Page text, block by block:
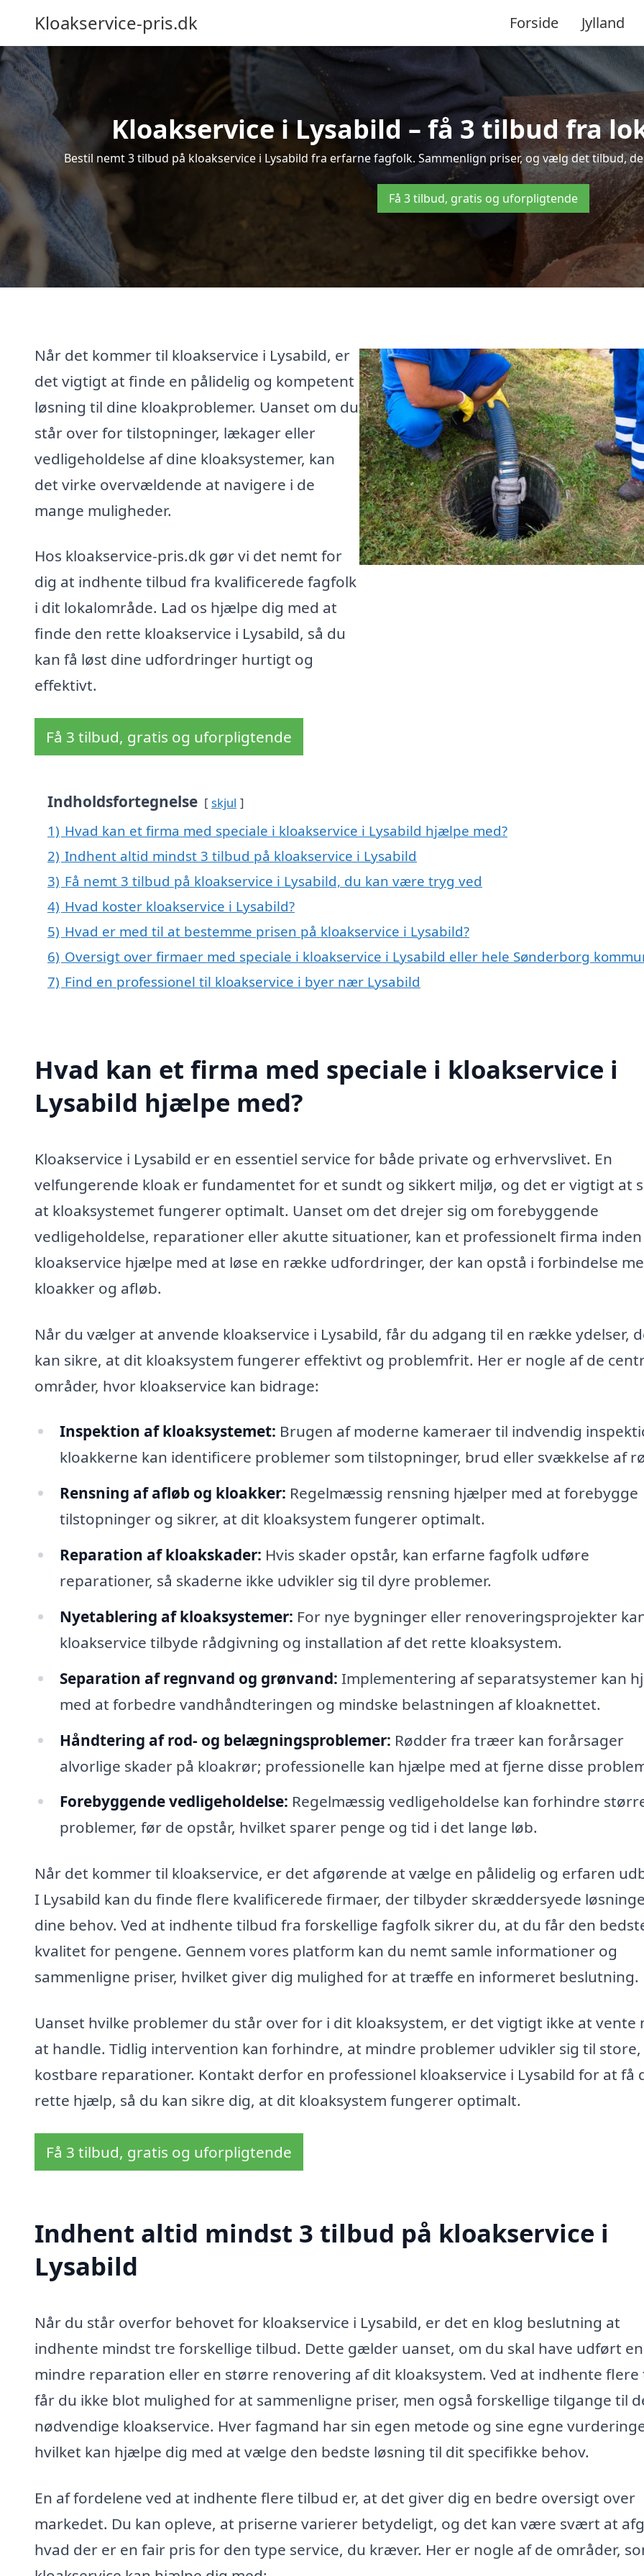
Kloakservice-pris.dk Forside Jylland
Kloakservice i Lysabild – få 3 tilbud fra
Bestil nemt 3 tilbud på kloakservice i Lysabild fra erfarne fagfolk. Sammenlign priser, og vælg det tilbud,
Få 3 tilbud, gratis og uforpligtende
Når det kommer til kloakservice i Lysabild, er
det vigtigt at finde en pålidelig og kompetent
løsning til dine kloakproblemer. Uanset om du
står over for tilstopninger, lækager eller
vedligeholdelse af dine kloaksystemer, kan
det virke overvældende at navigere i de
mange muligheder.
Hos kloakservice-pris.dk gør vi det nemt for
dig at indhente tilbud fra kvalificerede fagfolk
i dit lokalområde. Lad os hjælpe dig med at
finde den rette kloakservice i Lysabild, så du
kan få løst dine udfordringer hurtigt og
effektivt.
Få 3 tilbud, gratis og uforpligtende
Indholdsfortegnelse skjul
1) Hvad kan et firma med speciale i kloakservice i Lysabild hjælpe med?
2) Indhent altid mindst 3 tilbud på kloakservice i Lysabild
3) Få nemt 3 tilbud på kloakservice i Lysabild, du kan være tryg ved
4) Hvad koster kloakservice i Lysabild?
5) Hvad er med til at bestemme prisen på kloakservice i Lysabild?
6) Oversigt over firmaer med speciale i kloakservice i Lysabild eller hele Sønderborg
7) Find en professionel til kloakservice i byer nær Lysabild
Hvad kan et firma med speciale i kloakservice i
Lysabild hjælpe med?
Kloakservice i Lysabild er en essentiel service for både private og erhvervslivet. En
velfungerende kloak er fundamentet for et sundt og sikkert miljø, og det er vigtigt at
at kloaksystemet fungerer optimalt. Uanset om det drejer sig om forebyggende
vedligeholdelse, reparationer eller akutte situationer, kan et professionelt firma
kloakservice hjælpe med at løse en række udfordringer, der kan opstå i forbindelse
kloakker og afløb.
Når du vælger at anvende kloakservice i Lysabild, får du adgang til en række ydelser,
kan sikre, at dit kloaksystem fungerer effektivt og problemfrit. Her er nogle af de
områder, hvor kloakservice kan bidrage:
Inspektion af kloaksystemet: Brugen af moderne kameraer til indvendig
kloakkerne kan identificere problemer som tilstopninger, brud eller svækkelse af
Rensning af afløb og kloakker: Regelmæssig rensning hjælper med at forebygge
tilstopninger og sikrer, at dit kloaksystem fungerer optimalt.
Reparation af kloakskader: Hvis skader opstår, kan erfarne fagfolk udføre
reparationer, så skaderne ikke udvikler sig til dyre problemer.
Nyetablering af kloaksystemer: For nye bygninger eller renoveringsprojekter
kloakservice tilbyde rådgivning og installation af det rette kloaksystem.
Separation af regnvand og grønvand: Implementering af separatsystemer kan
med at forbedre vandhåndteringen og mindske belastningen af kloaknettet.
Håndtering af rod- og belægningsproblemer: Rødder fra træer kan forårsager
alvorlige skader på kloakrør; professionelle kan hjælpe med at fjerne disse
Forebyggende vedligeholdelse: Regelmæssig vedligeholdelse kan forhindre
problemer, før de opstår, hvilket sparer penge og tid i det lange løb.
Når det kommer til kloakservice, er det afgørende at vælge en pålidelig og erfaren
I Lysabild kan du finde flere kvalificerede firmaer, der tilbyder skræddersyede
dine behov. Ved at indhente tilbud fra forskellige fagfolk sikrer du, at du får den
kvalitet for pengene. Gennem vores platform kan du nemt samle informationer og
sammenligne priser, hvilket giver dig mulighed for at træffe en informeret beslutning.
Uanset hvilke problemer du står over for i dit kloaksystem, er det vigtigt ikke at vente
at handle. Tidlig intervention kan forhindre, at mindre problemer udvikler sig til store,
kostbare reparationer. Kontakt derfor en professionel kloakservice i Lysabild for at få
rette hjælp, så du kan sikre dig, at dit kloaksystem fungerer optimalt.
Få 3 tilbud, gratis og uforpligtende
Indhent altid mindst 3 tilbud på kloakservice i
Lysabild
Når du står overfor behovet for kloakservice i Lysabild, er det en klog beslutning at
indhente mindst tre forskellige tilbud. Dette gælder uanset, om du skal have udført en
mindre reparation eller en større renovering af dit kloaksystem. Ved at indhente
får du ikke blot mulighed for at sammenligne priser, men også forskellige tilgange til
nødvendige kloakservice. Hver fagmand har sin egen metode og sine egne
hvilket kan hjælpe dig med at vælge den bedste løsning til dit specifikke behov.
En af fordelene ved at indhente flere tilbud er, at det giver dig en bedre oversigt over
markedet. Du kan opleve, at priserne varierer betydeligt, og det kan være svært at
hvad der er en fair pris for den type service, du kræver. Her er nogle af de områder,